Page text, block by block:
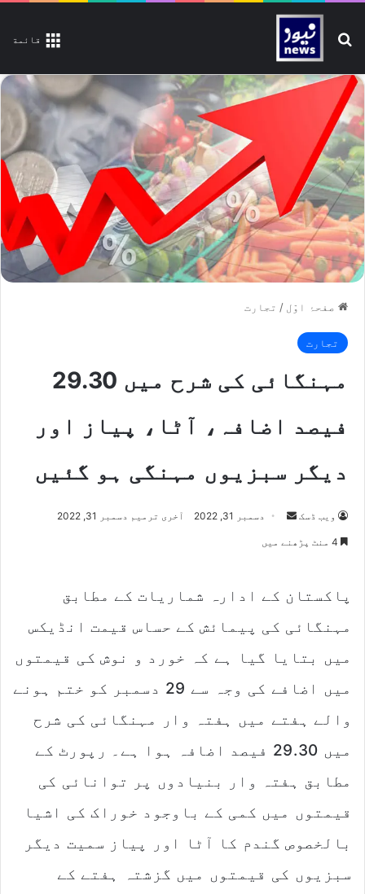
قائمة تلاش کیجیے
صفحۂ اوّل / تجارت
تجارت
مہنگائی کی شرح میں 29.30
فیصد اضافہ، آٹا، پیاز اور
دیگر سبزیوں مہنگی ہو گئیں
ویب ڈسک
Send دسمبر 31, 2022 آخری ترمیم دسمبر 31, 2022
پاکستان کے ادارہ شماریات کے مطابق
مہنگائی کی پیمائش کے حساس قیمت انڈیکس
میں بتایا گیا ہے کہ خورد و نوش کی قیمتوں
میں اضافے کی وجہ سے 29 دسمبر کو ختم ہونے
والے ہفتے میں ہفتہ وار مہنگائی کی شرح
میں 29.30 فیصد اضافہ ہوا ہے۔ رپورٹ کے
مطابق ہفتہ وار بنیادوں پر توانائی کی
قیمتوں میں کمی کے باوجود خوراک کی اشیا
بالخصوص گندم کا آٹا اور پیاز سمیت دیگر
سبزیوں کی قیمتوں میں گزشتہ ہفتے کے